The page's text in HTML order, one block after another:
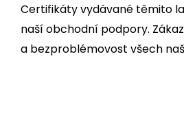
Certifikáty vydávané těmito
naší obchodní podpory.
a bezproblémovost všech